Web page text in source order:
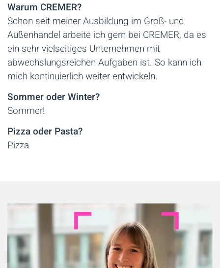
Warum CREMER?
Schon seit meiner Ausbildung im Groß- und
Außenhandel arbeite ich gern bei CREMER, da es
ein sehr vielseitiges Unternehmen mit
abwechslungsreichen Aufgaben ist. So kann ich
mich kontinuierlich weiter entwickeln.
Sommer oder Winter?
Sommer!
Pizza oder Pasta?
Pizza